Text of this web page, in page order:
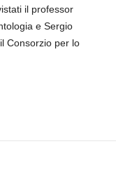
il professor
e Sergio
Consorzio per lo